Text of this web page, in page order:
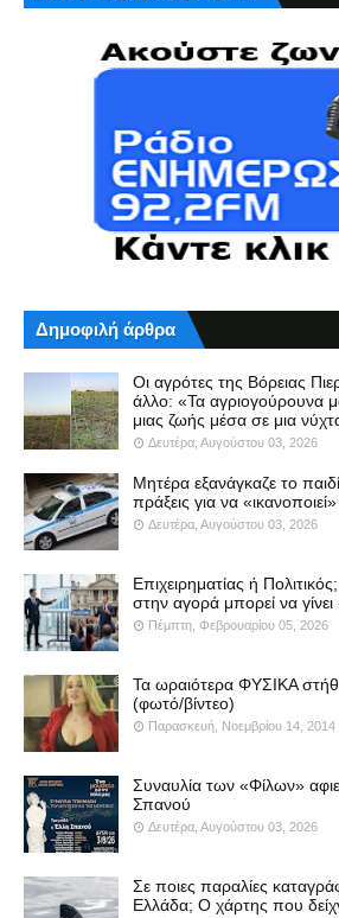
Δημοφιλή άρθρα
Οι αγρότες της Βόρειας
άλλο: «Τα αγριογούρουνα
μιας ζωής μέσα σε μια
Δευτέρα, Αυγούστου 03, 2026
Μητέρα εξανάγκαζε το
πράξεις για να
Δευτέρα, Αυγούστου 03, 2026
Επιχειρηματίας ή
στην αγορά μπορεί να
Πέμπτη, Φεβρουαρίου 05, 2026
Τα ωραιότερα ΦΥΣΙΚΑ
(φωτό/βίντεο)
Παρασκευή, Νοεμβρίου 14, 2014
Συναυλία των «Φίλων»
Σπανού
Δευτέρα, Αυγούστου 03, 2026
Σε ποιες παραλίες
Ελλάδα; Ο χάρτης που